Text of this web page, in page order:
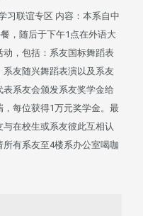
联谊专区 内容：本系自中
，随后于下午1点在外语大
，包括：系友国标舞蹈表
友随兴舞蹈表演以及系友
系友会颁发系友奖学金给
每位获得1万元奖学金。最
在校生或系友彼此互相认
有系友至4楼系办公室喝咖